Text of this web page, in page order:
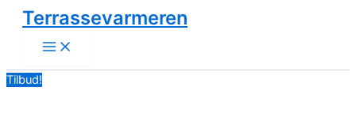
indholdet
Terrassevarmeren
Tilbud!
oprindelige aktuelle